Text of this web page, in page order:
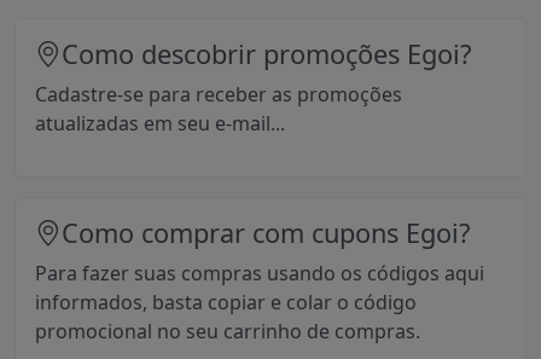
Como descobrir promoções Egoi?
Cadastre-se para receber as promoções
atualizadas em seu e-mail...
Como comprar com cupons Egoi?
Para fazer suas compras usando os códigos aqui
informados, basta copiar e colar o código
promocional no seu carrinho de compras.